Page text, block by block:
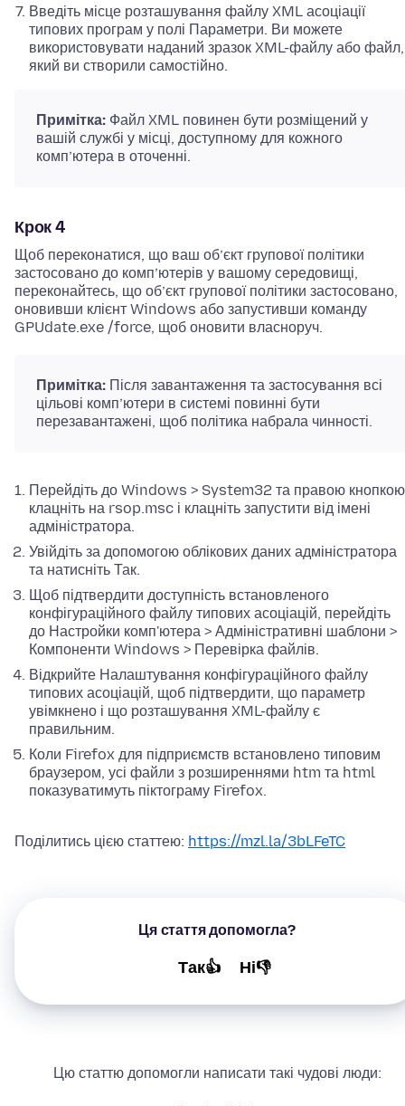
Введіть місце розташування файлу XML асоціації
типових програм у полі Параметри. Ви можете
використовувати наданий зразок XML-файлу або файл,
який ви створили самостійно.
Примітка: Файл XML повинен бути розміщений у
вашій службі у місці, доступному для кожного
комп’ютера в оточенні.
Крок 4
Щоб переконатися, що ваш об’єкт групової політики
застосовано до комп’ютерів у вашому середовищі,
переконайтесь, що об’єкт групової політики застосовано,
оновивши клієнт Windows або запустивши команду
GPUdate.exe /force, щоб оновити власноруч.
Примітка: Після завантаження та застосування всі
цільові комп’ютери в системі повинні бути
перезавантажені, щоб політика набрала чинності.
Перейдіть до Windows > System32 та правою кнопкою
клацніть на rsop.msc і клацніть запустити від імені
адміністратора.
Увійдіть за допомогою облікових даних адміністратора
та натисніть Так.
Щоб підтвердити доступність встановленого
конфігураційного файлу типових асоціацій, перейдіть
до Настройки комп'ютера > Адміністративні шаблони >
Компоненти Windows > Перевірка файлів.
Відкрийте Налаштування конфігураційного файлу
типових асоціацій, щоб підтвердити, що параметр
увімкнено і що розташування XML-файлу є
правильним.
Коли Firefox для підприємств встановлено типовим
браузером, усі файли з розширеннями htm та html
показуватимуть піктограму Firefox.
Поділитись цією статтею: https://mzl.la/3bLFeTC
Ця стаття допомогла?
Так👍 Ні👎
Цю статтю допомогли написати такі чудові люди: